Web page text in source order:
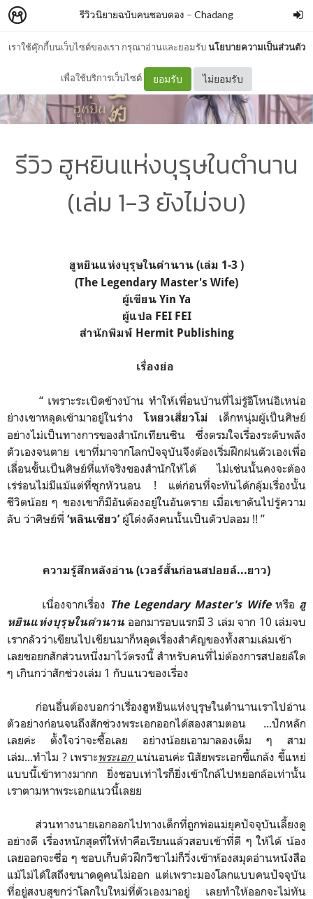
เราใช้คุ๊กกี้บนเว็บไซต์ของเรา กรุณาอ่านและยอมรับนโยบายความเป็นส่วนตัว
เพื่อใช้บริการเว็บไซต์ ยอมรับ ไม่ยอมรับ
รีวิวนิยายฉบับคนชอบดอง – Chadang
รีวิว ฮูหยินแห่งบุรุษในตำนาน
(เล่ม 1-3 ยังไม่จบ)
ฮูหยินแห่งบุรุษในตำนาน (เล่ม 1-3 )
(The Legendary Master's Wife)
ผู้เขียน Yin Ya
ผู้แปล FEI FEI
สำนักพิมพ์ Hermit Publishing
เรื่องย่อ
“ เพราะระเบิดข้างบ้าน ทำให้เพื่อนบ้านที่ไม่รู้อิโหน่อิเหน่อ
ย่างเขาหลุดเข้ามาอยู่ในร่างโหยวเสี่ยวโม่ เด็กหนุ่มผู้เป็นศิษย์
อย่างไม่เป็นทางการของสำนักเทียนซิน ซึ่งตรมใจเรื่องระดับพลัง
ตัวเองจนตาย เขาที่มาจากโลกปัจจุบันจึงต้องเริ่มฝึกฝนตัวเองเพื่อ
เลื่อนขั้นเป็นศิษย์ที่แท้จริงของสำนักให้ได้ ไม่เช่นนั้นคงจะต้อง
เร่ร่อนไม่มีแม้แต่ที่ซุกหัวนอน ! แต่ก่อนที่จะทันได้กลุ้มเรื่องนั้น
ชีวิตน้อย ๆ ของเขาก็มีอันต้องอยู่ในอันตราย เมื่อเขาดันไปรู้ความ
ลับ ว่าศิษย์พี่ ‘หลินเซียว’ ผู้โด่งดังคนนั้นเป็นตัวปลอม !! ”
ความรู้สึกหลังอ่าน (เวอร์สั้นก่อนสปอยล์...ยาว)
เนื่องจากเรื่อง The Legendary Master's Wifeหรือ ฮู
หยินแห่งบุรุษในตำนาน ออกมารอบแรกมี 3 เล่ม จาก 10 เล่มจบ
เรากลัวว่าเขียนไปเขียนมาก็หลุดเรื่องสำคัญของทั้งสามเล่มเข้า
เลยขอยกสักส่วนหนึ่งมาไว้ตรงนี้ สำหรับคนที่ไม่ต้องการสปอยล์ใด
ๆ เกินกว่าสักช่วงเล่ม 1 กับแนวของเรื่อง
ก่อนอื่นต้องบอกว่าเรื่องฮูหยินแห่งบุรุษในตำนานเราไปอ่าน
ตัวอย่างก่อนจนถึงสักช่วงพระเอกออกได้สองสามตอน ...ปักหลัก
เลยค่ะ ตั้งใจว่าจะซื้อเลย อย่างน้อยเอามาลองเต็ม ๆ สาม
เล่ม...ทำไม ? เพราะพระเอก แน่นอนค่ะ นิสัยพระเอกขี้แกล้ง ขี้แหย่
แบบนี้เข้าทางมากก ยิ่งชอบเท่าไรก็ยิ่งเข้าใกล้ไปหยอกล้อเท่านั้น
เราตามหาพระเอกแนวนี้เลยย
ส่วนทางนายเอกออกไปทางเด็กที่ถูกพ่อแม่ยุคปัจจุบันเลี้ยงดู
อย่างดี เรื่องหนักสุดที่ให้ทำคือเรียนแล้วสอบเข้าที่ดี ๆ ให้ได้ น้อง
เลยออกจะซื่อ ๆ ชอบเก็บตัวฝึกวิชาไม่ก็วิ่งเข้าห้องสมุดอ่านหนังสือ
แม้ไม่ได้ใสถึงขนาดดูคนไม่ออก แต่เพราะมองโลกแบบคนปัจจุบัน
ที่อยู่สงบสุขกว่าโลกใบใหม่ที่ตัวเองมาอยู่ เลยทำให้ออกจะไม่ทัน